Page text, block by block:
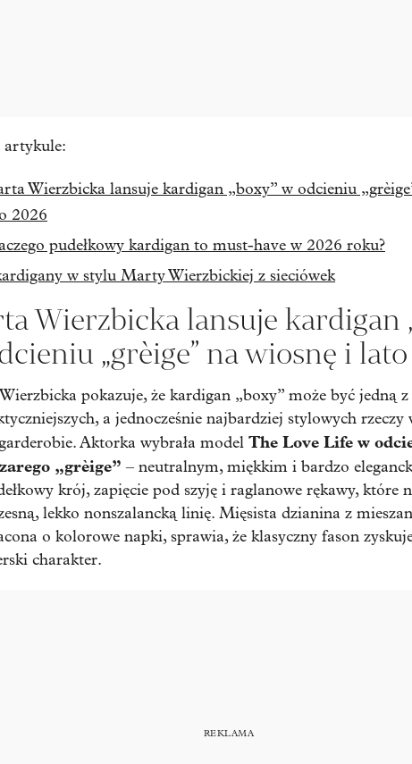
Wierzbicka lansuje kardigan „boxy” w odcieniu
2026
pudełkowy kardigan to must-have w 2026 roku?
w stylu Marty Wierzbickiej z sieciówek
Wierzbicka lansuje kardigan
„grèige” na wiosnę i
pokazuje, że kardigan „boxy” może być jedną z
a jednocześnie najbardziej stylowych rzeczy
Aktorka wybrała model The Love Life w
„grèige” – neutralnym, miękkim i bardzo
krój, zapięcie pod szyję i raglanowe rękawy, które
lekko nonszalancką linię. Mięsista dzianina z
o kolorowe napki, sprawia, że klasyczny fason
charakter.